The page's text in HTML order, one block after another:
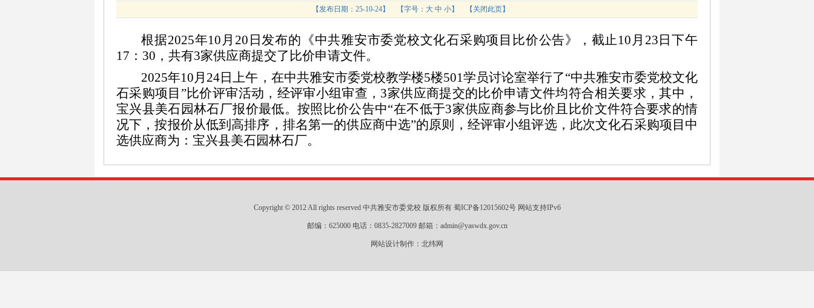
【发布日期：25-10-24】 【字号： 大 中 小】 【 关闭此页】
根据2025年10月20日发布的《中共雅安市委党校文化石采购项目比价公告》，截止10 月 23 日下午
17：30 ，共有3家供应商提交了比价申请文件。
2025年10 月 24日 上午 ， 在中共雅安市委党校教学楼5楼501学员讨论室举行了“中共雅安市委党校文化
石采购项目”比价评审活动 ，经评审小组审查，3家供应商提交的比价申请文件均符合相关要求，其中，
宝兴县美石园林石厂报价最低。 按照比价公告中“在不低于3家供应商参与比价且比价文件符合要求的情
况下，按报价从低到高排序，排名第一的供应商中选”的原则 ， 经评审小组评选，此次文化石采购项目中
选供应商为： 宝兴县美石园林石厂。
Copyright © 2012 All rights reserved 中共雅安市委党校 版权所有 蜀ICP备12015602号 网站支持IPv6
邮编：625000 电话：0835-2827009 邮箱：admin@yaswdx.gov.cn
网站设计制作： 北纬网